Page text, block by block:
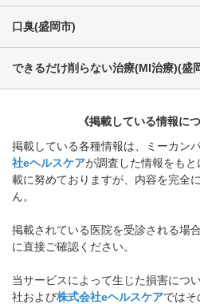
口臭(盛岡市)
できるだけ削らない治療(MI治療)(盛
《掲載している情報に
掲載している各種情報は、ミーカン
社eヘルスケアが調査した情報をも
載に努めておりますが、内容を完全
ん。
掲載されている医院を受診される場
に直接ご確認ください。
当サービスによって生じた損害につ
社および株式会社eヘルスケアでは